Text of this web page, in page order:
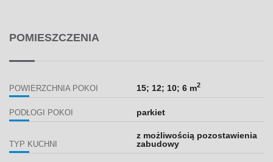
POMIESZCZENIA
POWIERZCHNIA POKOI 15; 12; 10; 6 m2
PODŁOGI POKOI parkiet
TYP KUCHNI
z możliwością pozostawienia
zabudowy